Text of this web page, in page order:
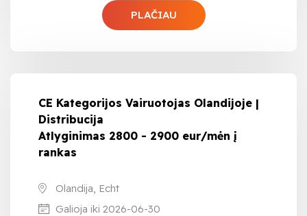
PLAČIAU
CE Kategorijos Vairuotojas Olandijoje |
Distribucija
Atlyginimas 2800 - 2900 eur/mėn į
rankas
Olandija, Echt
Galioja iki 2026-06-30